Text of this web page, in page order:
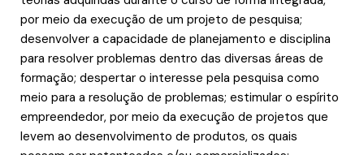
por meio da execução de um projeto de pesquisa;
desenvolver a capacidade de planejamento e disciplina
para resolver problemas dentro das diversas áreas de
formação; despertar o interesse pela pesquisa como
meio para a resolução de problemas; estimular o espírito
empreendedor, por meio da execução de projetos que
levem ao desenvolvimento de produtos, os quais